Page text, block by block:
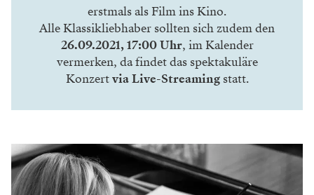
erstmals als Film ins Kino.
Alle Klassikliebhaber sollten sich zudem den
26.09.2021, 17:00 Uhr, im Kalender
vermerken, da findet das spektakuläre
Konzertvia Live-Streamingstatt.